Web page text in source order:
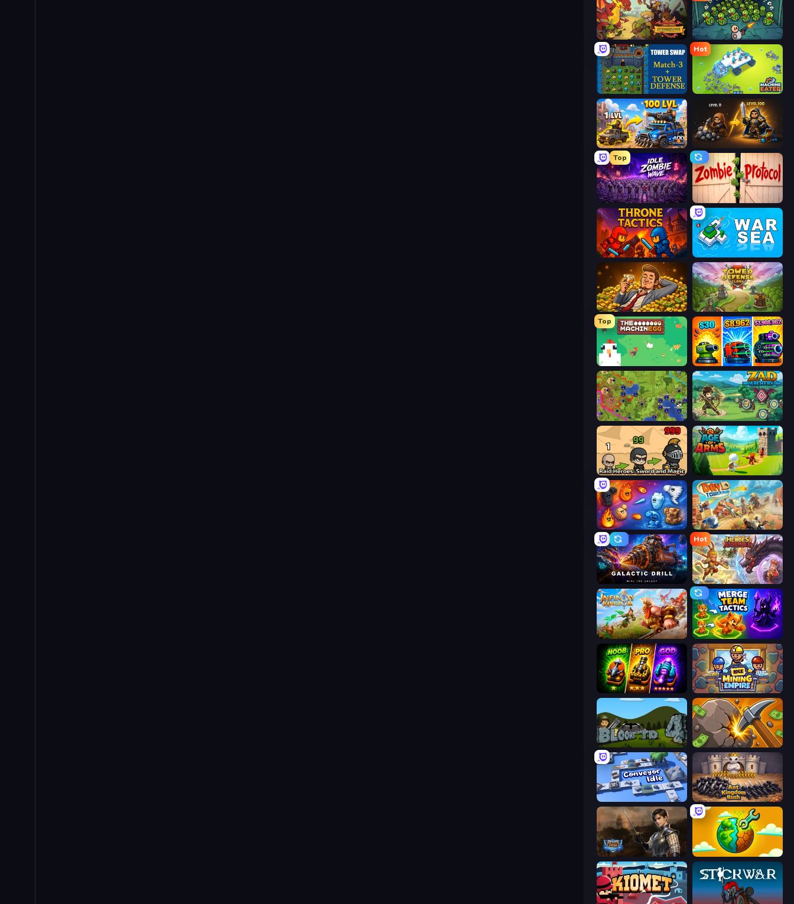
Raid Heroes: Dragon Age Base Defence
Tower Swap
Hot
Machine Eater
AOD - Art Of Defense Gothic Story RPG
Top
Idle Zombie Wave: Survivors Zombie Protocol
Throne Tactics War Sea
Idle Billionaire Tycoon Tower Defense Clash
Top
The MachinEGG Pumpkin Defense: Merge Cannon
Hex Empire Zad Archery - Demo
Raid Heroes: Sword and Magic Age Of Arms
Elemental Merge Day D Tower Rush
Galactic Drill
Hot
Heroes Assemble
Infinity Kingdom Merge Team Tactics
Merge Survival Idle Mining Empire
Bloons Tower Defense 4 Mine Clicker
Conveyor Idle Ant Kingdom Rush
Battle Arena Land Explorers: Merge & Build